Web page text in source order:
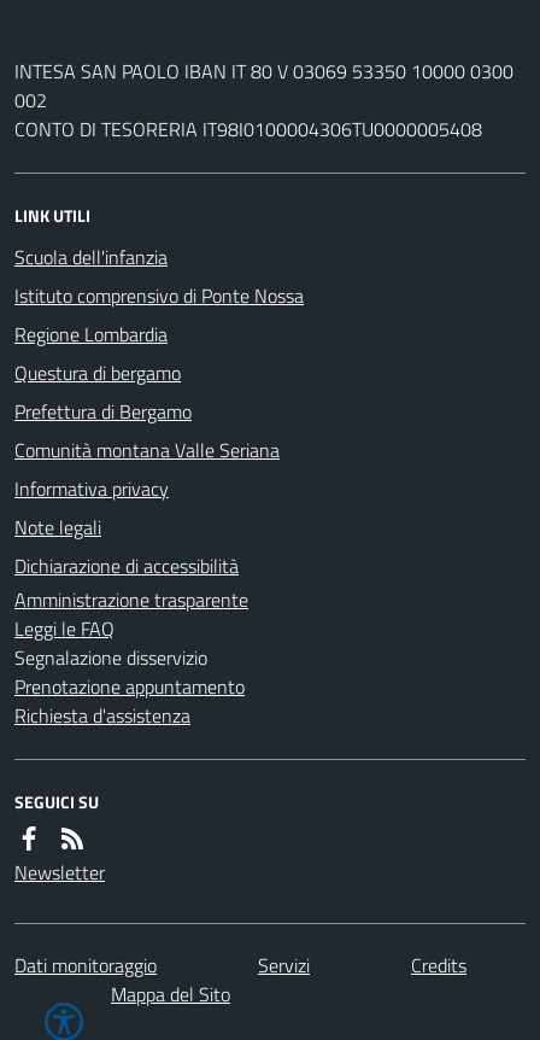
INTESA SAN PAOLO IBAN IT 80 V 03069 53350 10000 0300
002
CONTO DI TESORERIA IT98I0100004306TU0000005408
LINK UTILI
Scuola dell'infanzia
Istituto comprensivo di Ponte Nossa
Regione Lombardia
Questura di bergamo
Prefettura di Bergamo
Comunità montana Valle Seriana
Informativa privacy
Note legali
Dichiarazione di accessibilità
Amministrazione trasparente
Leggi le FAQ
Segnalazione disservizio
Prenotazione appuntamento
Richiesta d'assistenza
SEGUICI SU
Newsletter
Dati monitoraggio Servizi
Credits
Mappa del Sito